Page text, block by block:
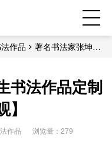
作品
著名书法家张坤山
书法作品定制
作品 浏览量：279